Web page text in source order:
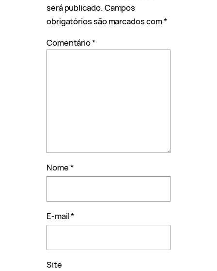
será publicado. Campos
obrigatórios são marcados com*
Comentário*
Nome*
E-mail*
Site